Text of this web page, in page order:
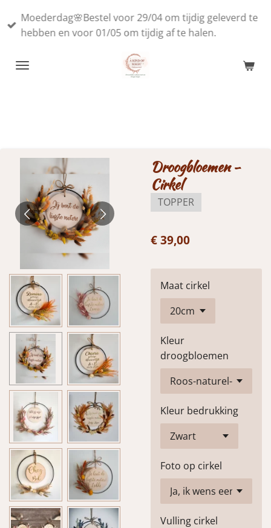
direct
Moederdag🌸Bestel voor 29/04 om tijdig geleverd te
hebben en voor 01/05 om tijdig af te halen.
Droogbloemen -
Cirkel
TOPPER
€ 39,00
Maat cirkel
Kleur
droogbloemen
Kleur bedrukking
Foto op cirkel
Vulling cirkel